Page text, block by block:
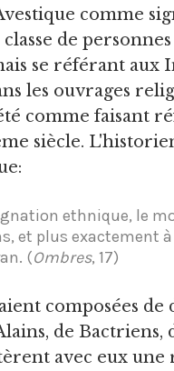
comme
de
se référant
les ouvrages
comme faisant
siècle.
ethnique, le
et plus exactement
(Ombres, 17)
composées
de Bactriens,
avec eux